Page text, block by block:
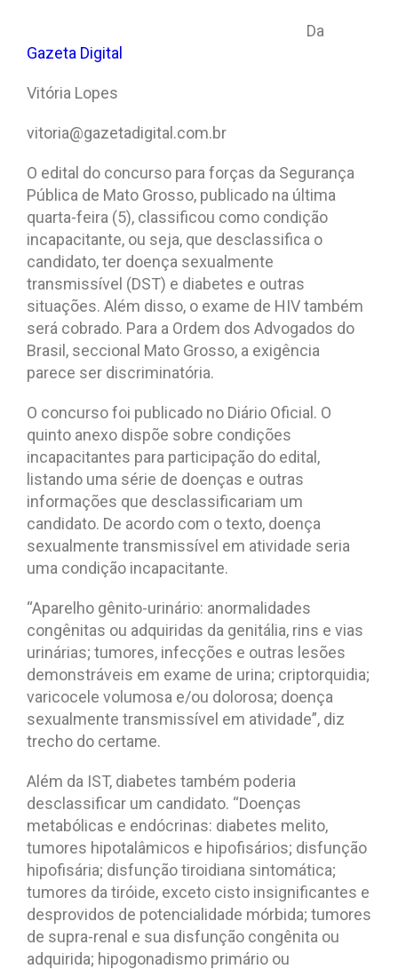
Da
Gazeta Digital
Vitória Lopes
vitoria@gazetadigital.com.br
O edital do concurso para forças da Segurança
Pública de Mato Grosso, publicado na última
quarta-feira (5), classificou como condição
incapacitante, ou seja, que desclassifica o
candidato, ter doença sexualmente
transmissível (DST) e diabetes e outras
situações. Além disso, o exame de HIV também
será cobrado. Para a Ordem dos Advogados do
Brasil, seccional Mato Grosso, a exigência
parece ser discriminatória.
O concurso foi publicado no Diário Oficial. O
quinto anexo dispõe sobre condições
incapacitantes para participação do edital,
listando uma série de doenças e outras
informações que desclassificariam um
candidato. De acordo com o texto, doença
sexualmente transmissível em atividade seria
uma condição incapacitante.
“Aparelho gênito-urinário: anormalidades
congênitas ou adquiridas da genitália, rins e vias
urinárias; tumores, infecções e outras lesões
demonstráveis em exame de urina; criptorquidia;
varicocele volumosa e/ou dolorosa; doença
sexualmente transmissível em atividade”, diz
trecho do certame.
Além da IST, diabetes também poderia
desclassificar um candidato. “Doenças
metabólicas e endócrinas: diabetes melito,
tumores hipotalâmicos e hipofisários; disfunção
hipofisária; disfunção tiroidiana sintomática;
tumores da tiróide, exceto cisto insignificantes e
desprovidos de potencialidade mórbida; tumores
de supra-renal e sua disfunção congênita ou
adquirida; hipogonadismo primário ou